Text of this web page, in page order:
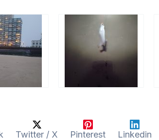
Twitter / X Pinterest Linkedin